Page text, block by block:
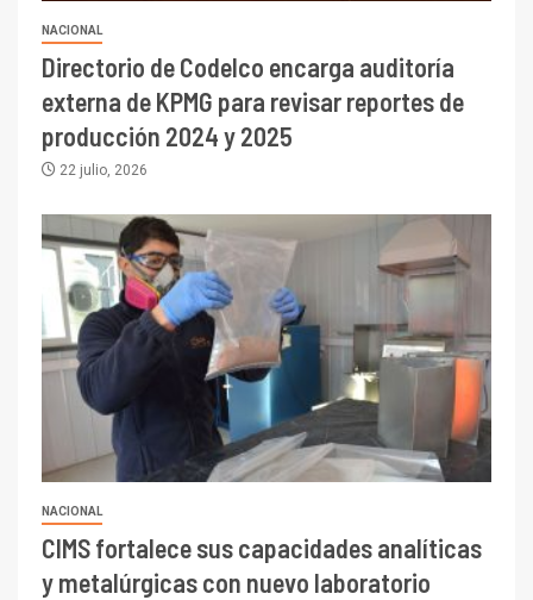
NACIONAL
Directorio de Codelco encarga auditoría
externa de KPMG para revisar reportes de
producción 2024 y 2025
22 julio, 2026
NACIONAL
CIMS fortalece sus capacidades analíticas
y metalúrgicas con nuevo laboratorio